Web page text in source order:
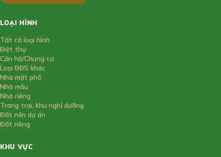
LOẠI HÌNH
Tất cả loại hình
Biệt thự
Căn hộ/Chung cư
Loại BĐS khác
Nhà mặt phố
Nhà mẫu
Nhà riêng
Trang trại, khu nghỉ dưỡng
Đất nền dự án
Đất riêng
KHU VỰC